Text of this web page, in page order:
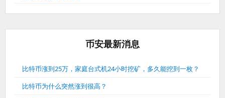
币安最新消息
比特币涨到25万，家庭台式机24小时挖矿，多久能挖到一枚？
比特币为什么突然涨到很高？